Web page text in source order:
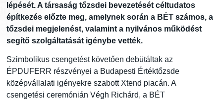
lépését. A társaság tőzsdei bevezetését céltudatos
építkezés előzte meg, amelynek során a BÉT számos, a
tőzsdei megjelenést, valamint a nyilvános működést
segítő szolgáltatását igénybe vették.
Szimbolikus csengetést követően debütáltak az
ÉPDUFERR részvényei a Budapesti Értéktőzsde
középvállalati igényekre szabott Xtend piacán. A
csengetési ceremónián Végh Richárd, a BÉT